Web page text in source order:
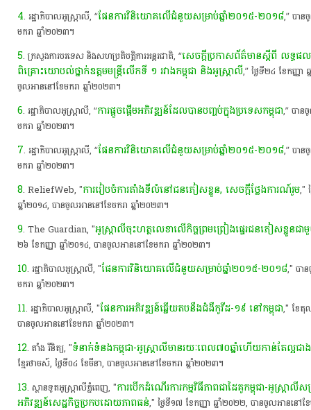
4. ​រដ្ឋាភិបាល​អូស្ត្រាលី​,​ “​ផែនការ​វិនិយោគ​លើ​ជំនួយ​សម្រាប់​ឆ្នាំ​២០១៥-២០១៨,”​ បា
មករា​ ឆ្នាំ​២០២៣​។​
5. ​ក្រសួងការបរទេស​ និង​សហប្រតិបត្តិការ​អន្តរជាតិ​,​ “​សេចក្តី​ប្រកាស​ព័ត៌មាន​ស្តី​ពី​ លទ្ធផល​
ពិគ្រោះ​យោបល់​ថ្នាក់ឧត្តម​មន្ត្រី​លើក​ទី​ ១​ រវាង​កម្ពុជា​ និង​អូស្ត្រាលី​,”​ ថ្ងៃ​ទី​២៤​ ខែកញ្ញា​
ចូល​អាន​នៅ​ខែមករា​ ឆ្នាំ​២០២៣​។​
6. ​រដ្ឋាភិបាល​អូស្ត្រាលី​,​ “​ការ​ផ្ដួចផ្ដើម​អភិវឌ្ឍន៍​ដែល​បាន​បញ្ចប់​ក្នុង​ប្រទេស​កម្ពុជា​,”​ បាន​
មករា​ ឆ្នាំ​២០២៣​។​
7. ​រដ្ឋាភិបាល​អូស្ត្រាលី​,​ “​ផែនការ​វិនិយោគ​លើ​ជំនួយ​សម្រាប់​ឆ្នាំ​២០១៥-២០១៨,”​ បា
មករា​ ឆ្នាំ​២០២៣​។​
8. ReliefWeb,​ "​ការ​រៀបចំ​ការ​តាំងទី​លំនៅ​ជនភៀសខ្លួន​, សេចក្តីថ្លែងការណ៍​រួម​,"​
ឆ្នាំ​២០១៤,​ បាន​ចូល​អាន​នៅ​ខែមករា​ ឆ្នាំ​២០២៣​។​
9. The​ Guardian,​ "​អូស្ត្រាលី​ចុះហត្ថលេខា​លើ​កិច្ចព្រមព្រៀង​ផ្ទេរ​ជនភៀសខ្លួន​ជា
២៦​ ខែកញ្ញា​ ឆ្នាំ​២០១៤,​ បាន​ចូល​អាន​នៅ​ខែមករា​ ឆ្នាំ​២០២៣​។​
10. ​រដ្ឋាភិបាល​អូស្ត្រាលី​,​ "​ផែនការ​វិនិយោគ​លើ​ជំនួយ​សម្រាប់​ឆ្នាំ​២០១៥-២០១៨,"​ បា
មករា​ ឆ្នាំ​២០២៣​។​
11. ​រដ្ឋាភិបាល​អូស្ត្រាលី​,​ "​ផែនការអភិវឌ្ឍន៍​ឆ្លើយ​តប​នឹង​ជំងឺ​កូ​វី​ដ​-១៩​ នៅ​កម្ពុជា​,"​ ខែតុ
បាន​ចូល​អាន​នៅ​ខែមករា​ ឆ្នាំ​២០២៣​។​
12. ​តាំង​ រី​និត្យ​,​ "​ទំនាក់ទំនង​កម្ពុជា​-​អូស្ត្រាលី​មាន​រយៈពេល​៧០​ឆ្នាំ​ហើយ​កាន់តែ​ល្អ​ជា
ខ្មែរ​ថា​ម​ស៍​,​ ថ្ងៃ​ទី​០៤​ ខែមីនា​,​ បាន​ចូល​អាន​នៅ​ខែមករា​ ឆ្នាំ​២០២៣​។​
13. ​ស្ថានទូត​អូស្ត្រាលី​ភ្នំពេញ​,​ "​ការ​បើក​ដំណើរការ​កម្មវិធី​ភាព​ជា​ដៃគូ​កម្ពុជា​-​អូស្ត្រាលី​ស
អភិវឌ្ឍន៍​សេដ្ឋកិច្ច​ប្រកបដោយ​ភាព​ធន់​,"​ ​ថ្ងៃ​ទី​១៧​ ខែកញ្ញា​ ឆ្នាំ​២០២២,​ បាន​ចូល​អាន​នៅ​ខ